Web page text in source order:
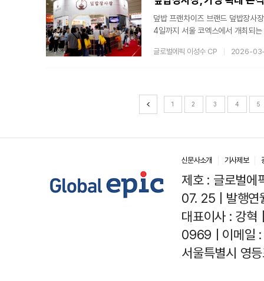
덮밥 프랜차이즈 브랜드 덮밥장사
4일까지 서울 코엑스에서 개최되
략을 추진 중이다. 매장 운영 경험
글로벌에픽 이성수 CP 2026-
1 2 3 4 5
신문사소개 기사제보
제호 : 글로벌
07. 25 | 발행연
대표이사 : 강
0969 | 이메일
서울특별시 영